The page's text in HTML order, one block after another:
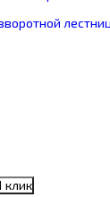
клик